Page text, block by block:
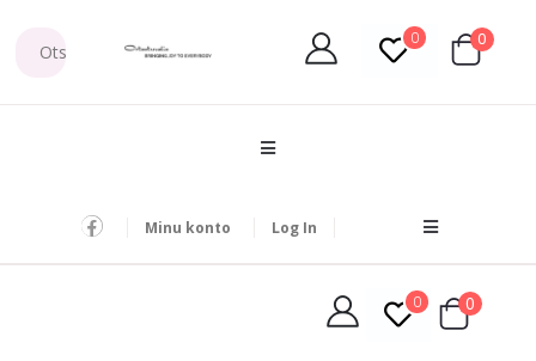
0 0
Minu konto Log In
0 0